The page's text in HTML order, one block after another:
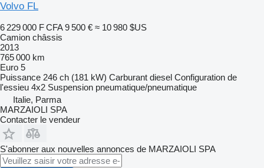
Volvo FL
6 229 000 F CFA 9 500 € ≈ 10 980 $US
Camion châssis
2013
765 000 km
Euro 5
Puissance 246 ch (181 kW) Carburant diesel Configuration de
l'essieu 4x2 Suspension pneumatique/pneumatique
Italie, Parma
MARZAIOLI SPA
Contacter le vendeur
S'abonner aux nouvelles annonces de MARZAIOLI SPA